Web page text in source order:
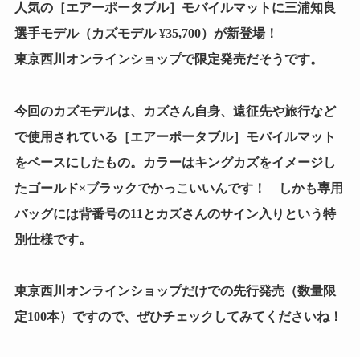
人気の［エアーポータブル］モバイルマットに三浦知良
選手モデル（カズモデル ¥35,700）が新登場！
東京西川オンラインショップで限定発売だそうです。
今回のカズモデルは、カズさん自身、遠征先や旅行など
で使用されている［エアーポータブル］モバイルマット
をベースにしたもの。カラーはキングカズをイメージし
たゴールド×ブラックでかっこいいんです！ しかも専用
バッグには背番号の11とカズさんのサイン入りという特
別仕様です。
東京西川オンラインショップだけでの先行発売（数量限
定100本）ですので、ぜひチェックしてみてくださいね！